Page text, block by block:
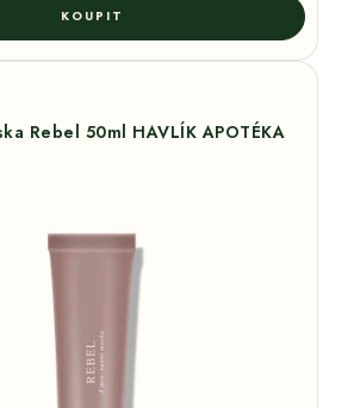
Rebel 50ml HAVLÍK APOTÉKA